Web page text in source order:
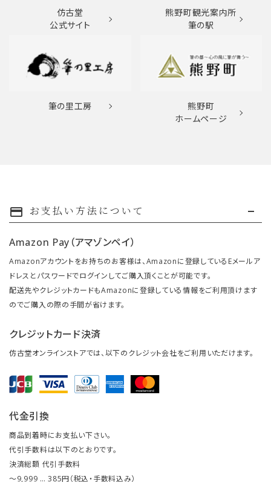
仿古堂
公式サイト
熊野町観光案内所
筆の駅
筆の里工房
熊野町
ホームページ
payment お支払い方法について
Amazon Pay（アマゾンペイ）
Amazonアカウントをお持ちのお客様は、Amazonに登録しているEメールア
ドレスとパスワードでログインしてご購入頂くことが可能です。
配送先やクレジットカードもAmazonに登録している情報をご利用頂けます
のでご購入の際の手間が省けます。
クレジットカード決済
仿古堂オンラインストアでは、以下のクレジット会社をご利用いただけます。
代金引換
商品到着時にお支払い下さい。
代引手数料は以下のとおりです。
決済総額 代引手数料
～9,999 … 385円（税込・手数料込み）